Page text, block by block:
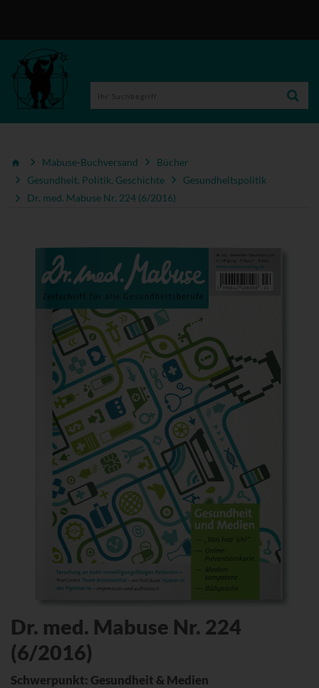
Mabuse-Buchversand
Bücher
Gesundheit, Politik, Geschichte
Gesundheitspolitik
Dr. med. Mabuse Nr. 224 (6/2016)
Dr. med. Mabuse Nr. 224
(6/2016)
Schwerpunkt: Gesundheit & Medien